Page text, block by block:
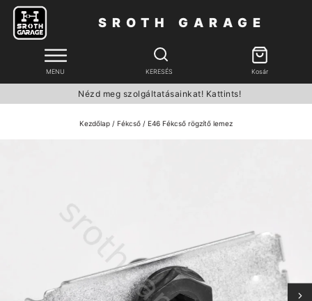
SROTH GARAGE
MENU KERESÉS Kosár
Nézd meg szolgáltatásainkat! Kattints!
Kezdőlap / Fékcső / E46 Fékcső rögzítő lemez